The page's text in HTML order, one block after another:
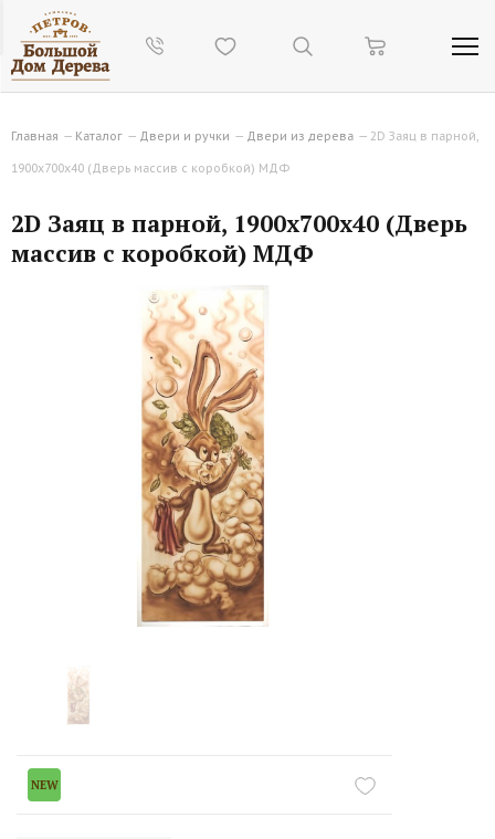
Главная — Каталог — Двери и ручки — Двери из дерева — 2D Заяц в парной,
1900х700х40 (Дверь массив с коробкой) МДФ
2D Заяц в парной, 1900х700х40 (Дверь
массив с коробкой) МДФ
NEW